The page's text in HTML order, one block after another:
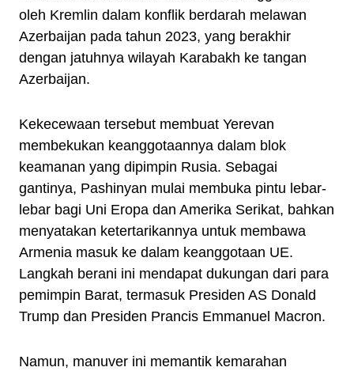
oleh Kremlin dalam konflik berdarah melawan
Azerbaijan pada tahun 2023, yang berakhir
dengan jatuhnya wilayah Karabakh ke tangan
Azerbaijan.
Kekecewaan tersebut membuat Yerevan
membekukan keanggotaannya dalam blok
keamanan yang dipimpin Rusia. Sebagai
gantinya, Pashinyan mulai membuka pintu lebar-
lebar bagi Uni Eropa dan Amerika Serikat, bahkan
menyatakan ketertarikannya untuk membawa
Armenia masuk ke dalam keanggotaan UE.
Langkah berani ini mendapat dukungan dari para
pemimpin Barat, termasuk Presiden AS Donald
Trump dan Presiden Prancis Emmanuel Macron.
Namun, manuver ini memantik kemarahan